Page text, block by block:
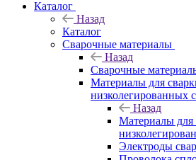
Каталог
Назад
Каталог
Сварочные материалы
Назад
Сварочные
Материалы для
низколегированных
Назад
Материалы для
Электроды